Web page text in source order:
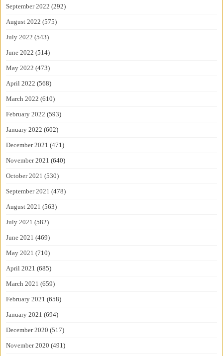
September 2022 (292)
August 2022 (575)
July 2022 (543)
June 2022 (514)
May 2022 (473)
April 2022 (568)
March 2022 (610)
February 2022 (593)
January 2022 (602)
December 2021 (471)
November 2021 (640)
October 2021 (530)
September 2021 (478)
August 2021 (563)
July 2021 (582)
June 2021 (469)
May 2021 (710)
April 2021 (685)
March 2021 (659)
February 2021 (658)
January 2021 (694)
December 2020 (517)
November 2020 (491)